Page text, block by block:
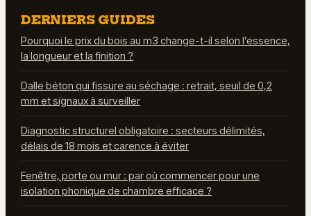
DERNIERS GUIDES
Pourquoi le prix du bois au m3 change-t-il selon l’essence,
la longueur et la finition ?
Dalle béton qui fissure au séchage : retrait, seuil de 0,2
mm et signaux à surveiller
Diagnostic structurel obligatoire : secteurs délimités,
délais de 18 mois et carence à éviter
Fenêtre, porte ou mur : par où commencer pour une
isolation phonique de chambre efficace ?